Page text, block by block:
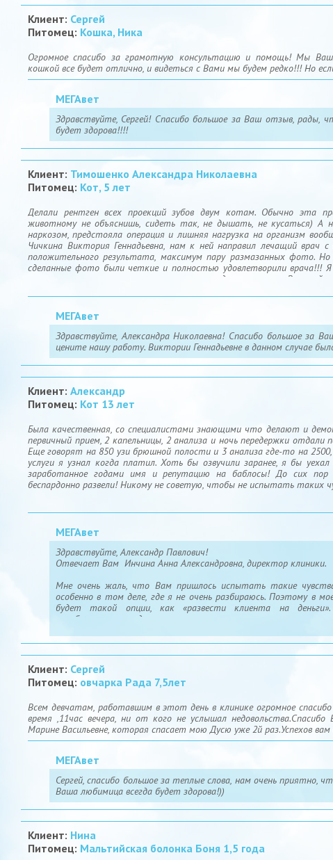
Клиент: Сергей
Питомец: Кошка, Ника
Огромное спасибо за грамотную консультацию и помощь! Мы
кошкой все будет отлично, и видеться с Вами мы будем редко!!! Но
МЕГАвет
Здравствуйте, Сергей! Спасибо большое за Ваш отзыв, рады,
будет здорова!!!!
Клиент: Тимошенко Александра Николаевна
Питомец: Кот, 5 лет
Делали рентген всех проекций зубов двум котам. Обычно эта
животному не объяснишь, сидеть так, не дышать, не кусаться) А
наркозом, предстояла операция и лишняя нагрузка на организм
Чичкина Виктория Геннадьевна, нам к ней направил лечащий врач
положительного результата, максимум пару размазанных фото. Но
сделанные фото были четкие и полностью удовлетворили врача!!!
что человек занимает свое место по достоинству. Высокий
МЕГАвет
Здравствуйте, Александра Николаевна! Спасибо большое за
цените нашу работу. Виктории Геннадьевне в данном случае
Клиент: Александр
Питомец: Кот 13 лет
Была качественная, со специалистами знающими что делают и
первичный прием, 2 капельницы, 2 анализа и ночь передержки отдали
Еще говорят на 850 узи брюшной полости и 3 анализа где-то на
услуги я узнал когда платил. Хоть бы озвучили заранее, я бы
заработанное годами имя и репутацию на баблосы! До сих
беспардонно развели! Никому не советую, чтобы не испытать таких
МЕГАвет
Здравствуйте, Александр Павлович!
Отвечает Вам Инчина Анна Александровна, директор клиники.
Мне очень жаль, что Вам пришлось испытать такие
особенно в том деле, где я не очень разбираюсь. Поэтому в
будет такой опции, как «развести клиента на
зарабатывалась годами, и мы очень ценим наших постоянных
Для меня «развод на деньги» - это продать клиенту то, что
Вы пришли с котиком, у которого лишай, а ему бы назначили
В Вашем же случае, коту Лео необходима была диагностика.
глистов. Симптом «слюнотечение» может быть при многих
Вам было предложено сдать анализы крови. Так как
дальнейшая диагностика. Тем более, что за месяц до
подобной проблемой, тогда Вам тоже было предложено
помимо приёма и проведенного лечения.
Александр Павлович, только Вам известно Ваше финансовое
могли бы спросить стоимость предложенных процедур, когда
для Лео. Вы также могли бы сами позаботиться о своих
«разведённым на деньги». Мы работаем строго по
назначаем, все манипуляции обосновываем и согласовываем.
в бумажном варианте в свободном доступе, а также Вам мог
администратор.
Клиент: Сергей
Питомец: овчарка Рада 7,5лет
Всем девчатам, работавшим в этот день в клинике огромное
время ,11час вечера, ни от кого не услышал
Марине Васильевне, которая спасает мою Дусю уже 2й раз.Успехов
МЕГАвет
Сергей, спасибо большое за теплые слова, нам очень
Ваша любимица всегда будет здорова!))
Клиент: Нина
Питомец: Мальтийская болонка Боня 1,5 года